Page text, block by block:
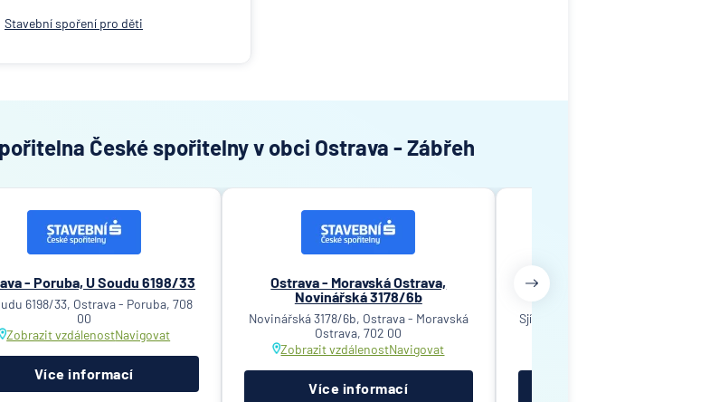
Stavební spoření pro děti
České spořitelny v obci Ostrava - Zábřeh
- Poruba, U Soudu 6198/33
6198/33, Ostrava - Poruba, 708
00
Zobrazit vzdálenostNavigovat
Více informací
Ostrava - Moravská Ostrava,
Novinářská 3178/6b
Novinářská 3178/6b, Ostrava - Moravská
Ostrava, 702 00
Zobrazit vzdálenostNavigovat
Více informací
Ostrava - Třebovice,
Sjízdná 5554/2a, Ostrava -